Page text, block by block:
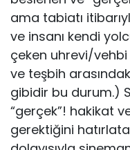
ama tabiatı
ve insanı kendi
çe­ken uhrevi/
ve teşbih
gibidir bu durum.)
“gerçek”! hakikat
gerektiğini